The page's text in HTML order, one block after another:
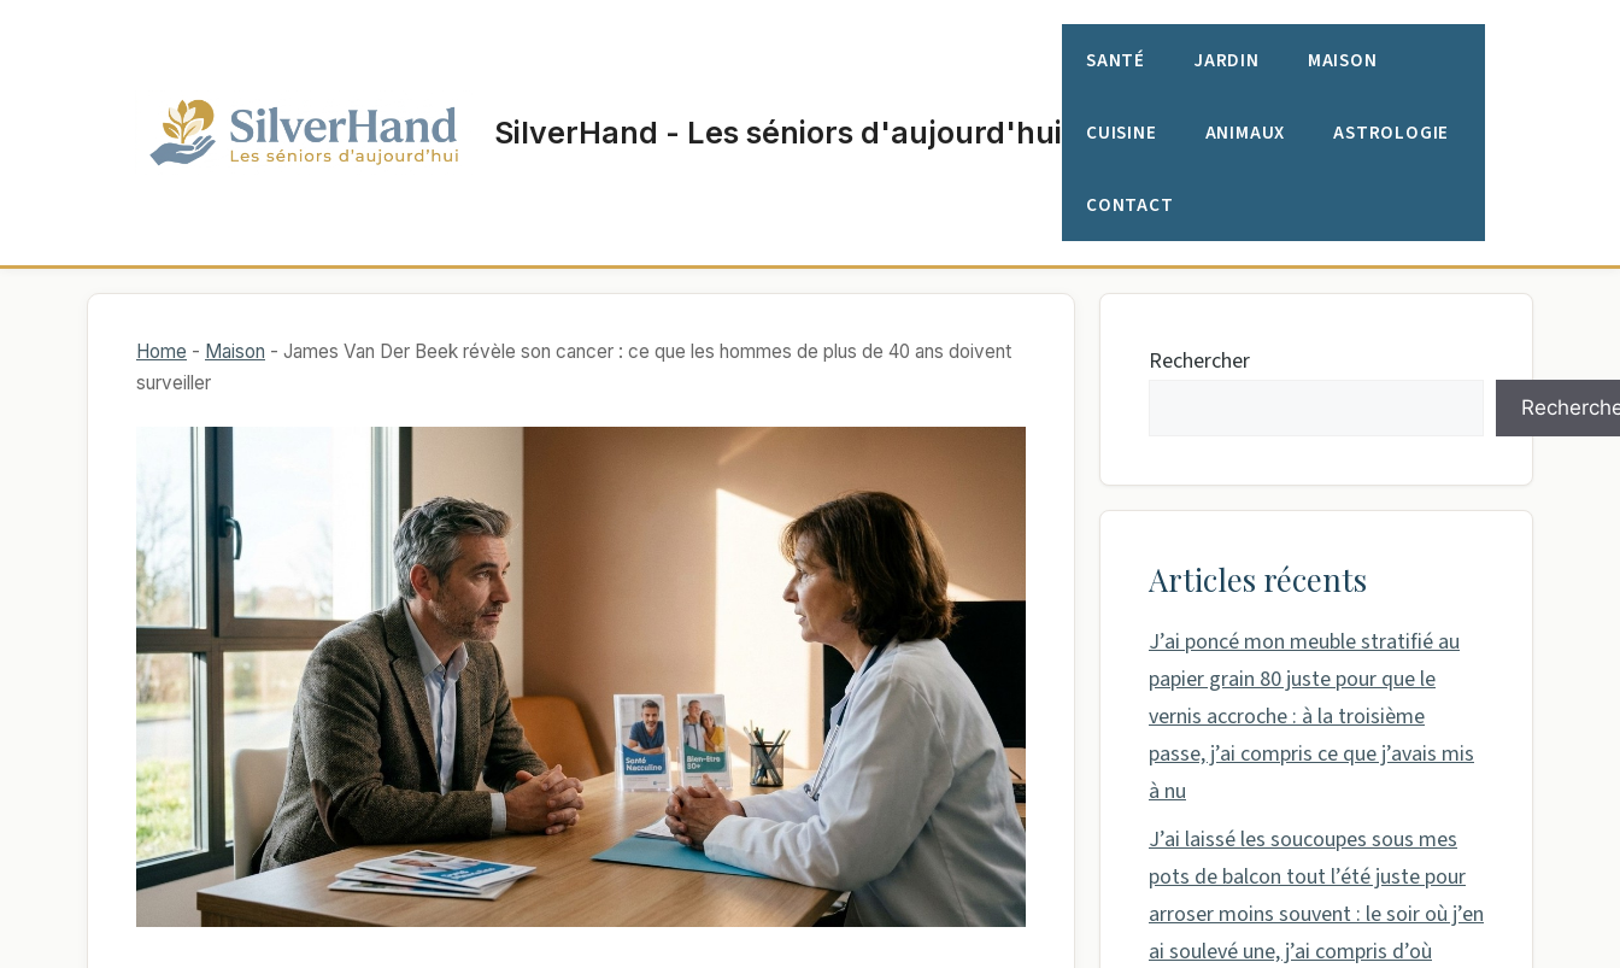
SilverHand - Les séniors d'aujourd'hui
SANTÉ JARDIN MAISON
CUISINE ANIMAUX ASTROLOGIE
CONTACT
Home - Maison - James Van Der Beek révèle son cancer : ce que les hommes de plus de 40 ans doivent
surveiller
Rechercher
Articles récents
J’ai poncé mon meuble stratifié au
papier grain 80 juste pour que le
vernis accroche : à la troisième
passe, j’ai compris ce que j’avais mis
à nu
J’ai laissé les soucoupes sous mes
pots de balcon tout l’été juste pour
arroser moins souvent : le soir où j’en
ai soulevé une, j’ai compris d’où